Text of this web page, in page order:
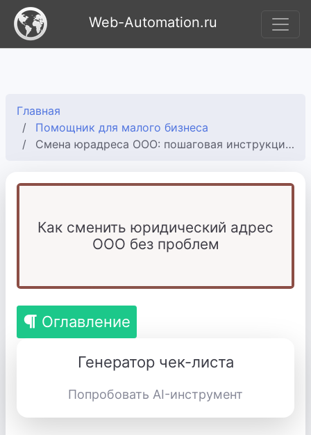
Web-Automation.ru
Главная
Помощник для малого бизнеса
Смена юрадреса ООО: пошаговая инструкция 2025
Как сменить юридический адрес
ООО без проблем
Оглавление
Генератор чек-листа
Попробовать AI-инструмент